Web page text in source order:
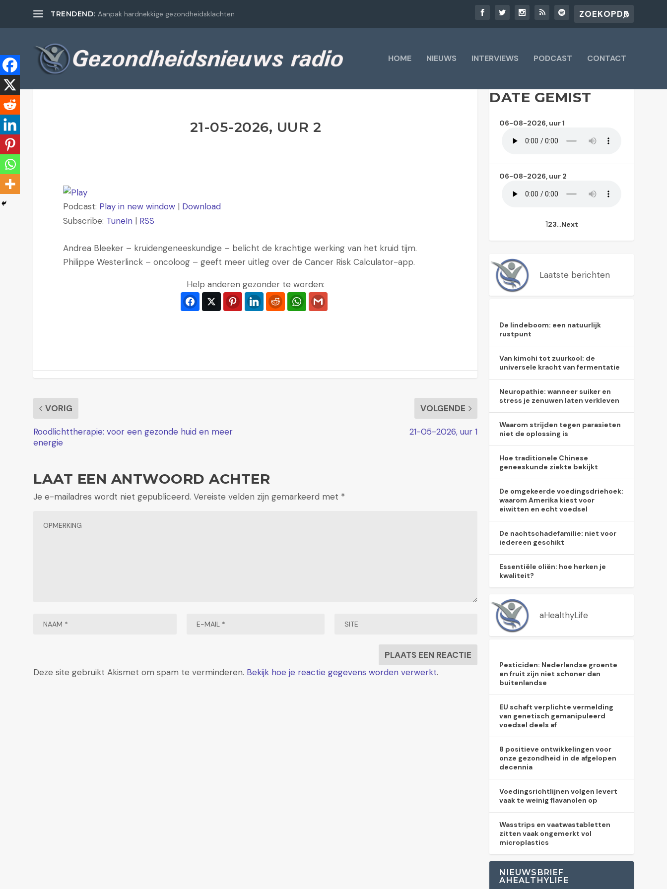
TRENDEND: Aanpak hardnekkige gezondheidsklachten
HOME NIEUWS INTERVIEWS PODCAST CONTACT
21-05-2026, UUR 2
Podcast: Play in new window | Download
Subscribe: TuneIn | RSS
Andrea Bleeker – kruidengeneeskundige – belicht de krachtige werking van het kruid tijm.
Philippe Westerlinck – oncoloog – geeft meer uitleg over de Cancer Risk Calculator-app.
Help anderen gezonder te worden:
FacebookTwitter PinterestLinkedIn Reddit WhatsApp
VORIG
Roodlichttherapie: voor een gezonde huid en meer
energie
VOLGENDE
21-05-2026, uur 1
LAAT EEN ANTWOORD ACHTER
Je e-mailadres wordt niet gepubliceerd. Vereiste velden zijn gemarkeerd met *
Deze site gebruikt Akismet om spam te verminderen. Bekijk hoe je reactie gegevens worden verwerkt.
DATE GEMIST
06-08-2026, uur 1
06-08-2026, uur 2
123…Next
Laatste berichten
De lindeboom: een natuurlijk
rustpunt
Van kimchi tot zuurkool: de
universele kracht van fermentatie
Neuropathie: wanneer suiker en
stress je zenuwen laten verkleven
Waarom strijden tegen parasieten
niet de oplossing is
Hoe traditionele Chinese
geneeskunde ziekte bekijkt
De omgekeerde voedingsdriehoek:
waarom Amerika kiest voor
eiwitten en echt voedsel
De nachtschadefamilie: niet voor
iedereen geschikt
Essentiële oliën: hoe herken je
kwaliteit?
aHealthyLife
Pesticiden: Nederlandse groente
en fruit zijn niet schoner dan
buitenlandse
EU schaft verplichte vermelding
van genetisch gemanipuleerd
voedsel deels af
8 positieve ontwikkelingen voor
onze gezondheid in de afgelopen
decennia
Voedingsrichtlijnen volgen levert
vaak te weinig flavanolen op
Wasstrips en vaatwastabletten
zitten vaak ongemerkt vol
microplastics
NIEUWSBRIEF
AHEALTHYLIFE